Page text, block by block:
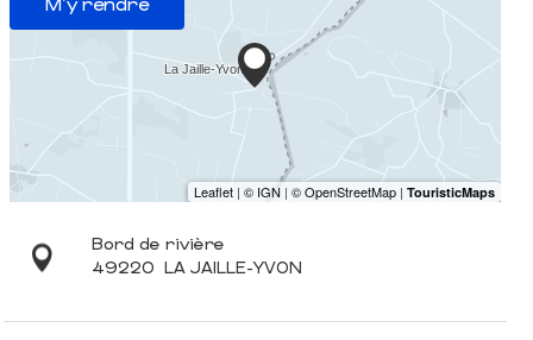
Bord de rivière
49220 LA JAILLE-YVON